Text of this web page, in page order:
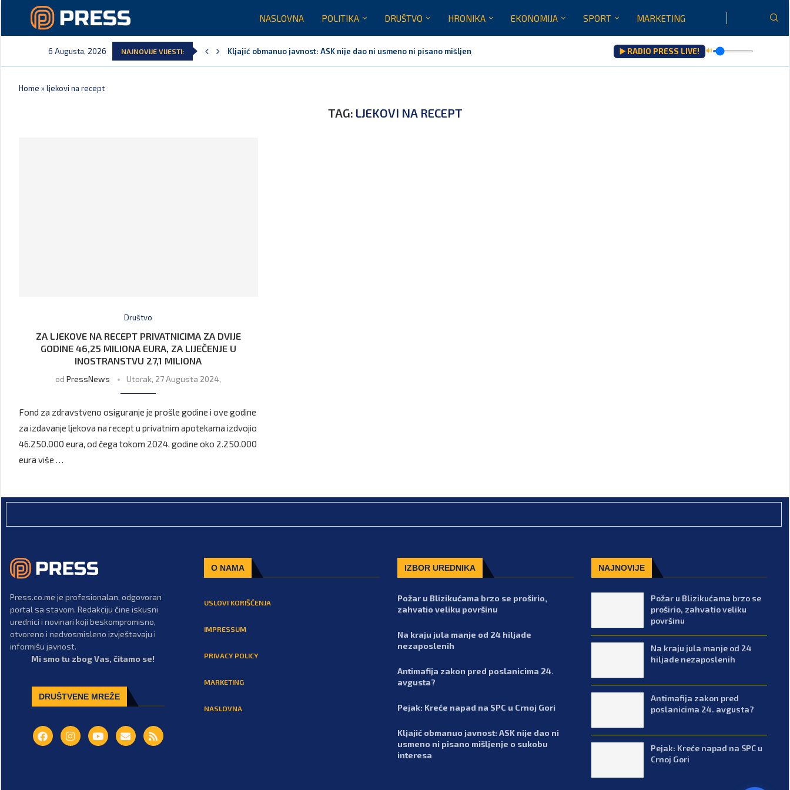
NASLOVNA POLITIKA DRUŠTVO HRONIKA EKONOMIJA SPORT MARKETING
6 Augusta, 2026 NAJNOVIJE VIJESTI: Kljajić obmanuo javnost: ASK nije dao ni usmeno ni pisano mišljenje... ▶️ RADIO PRESS LIVE! 🔊
Home »ljekovi na recept
TAG: LJEKOVI NA RECEPT
Društvo
ZA LJEKOVE NA RECEPT PRIVATNICIMA ZA DVIJE
GODINE 46,25 MILIONA EURA, ZA LIJEČENJE U
INOSTRANSTVU 27,1 MILIONA
odPressNews Utorak, 27 Augusta 2024,
Fond za zdravstveno osiguranje je prošle godine i ove godine
za izdavanje ljekova na recept u privatnim apotekama izdvojio
46.250.000 eura, od čega tokom 2024. godine oko 2.250.000
eura više …
Press.co.me je profesionalan, odgovoran
portal sa stavom. Redakciju čine iskusni
urednici i novinari koji beskompromisno,
otvoreno i nedvosmisleno izvještavaju i
informišu javnost.
Mi smo tu zbog Vas, čitamo se!
DRUŠTVENE MREŽE
O NAMA
USLOVI KORIŠĆENJA
IMPRESSUM
PRIVACY POLICY
MARKETING
NASLOVNA
IZBOR UREDNIKA
Požar u Blizikućama brzo se proširio,
zahvatio veliku površinu
Na kraju jula manje od 24 hiljade
nezaposlenih
Antimafija zakon pred poslanicima 24.
avgusta?
Pejak: Kreće napad na SPC u Crnoj Gori
Kljajić obmanuo javnost: ASK nije dao ni
usmeno ni pisano mišljenje o sukobu
interesa
NAJNOVIJE
Požar u Blizikućama brzo se
proširio, zahvatio veliku
površinu
Na kraju jula manje od 24
hiljade nezaposlenih
Antimafija zakon pred
poslanicima 24. avgusta?
Pejak: Kreće napad na SPC u
Crnoj Gori